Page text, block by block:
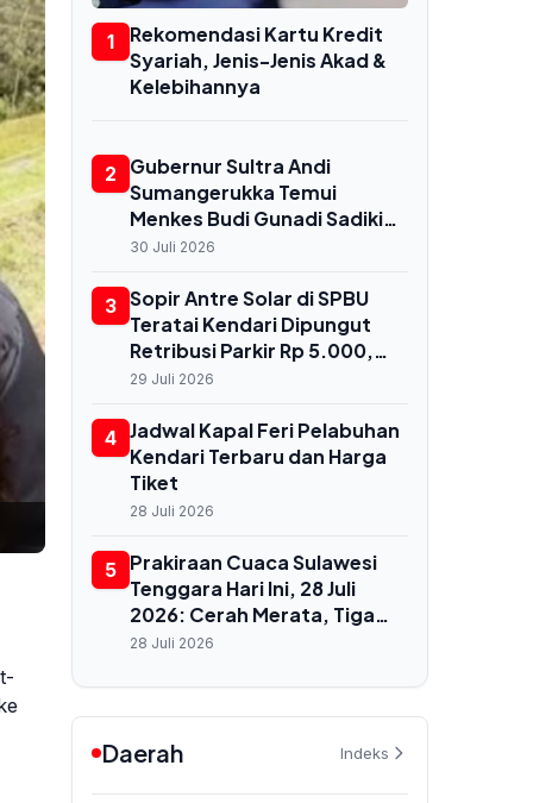
1
Rekomendasi Kartu Kredit
Syariah, Jenis-Jenis Akad &
Kelebihannya
2
Gubernur Sultra Andi
Sumangerukka Temui
Menkes Budi Gunadi Sadikin
di Jakarta, Bahas
untuk Buton dan Baubau
30 Juli 2026
3 Sopir Antre Solar di SPBU
Teratai Kendari Dipungut
Retribusi Parkir Rp 5.000,
Dishub Terbitkan
29 Juli 2026
4 Jadwal Kapal Feri Pelabuhan
Kendari Terbaru dan Harga
Tiket
28 Juli 2026
5 Prakiraan Cuaca Sulawesi
Tenggara Hari Ini, 28 Juli
2026: Cerah Merata, Tiga
Wilayah Bebas Hujan, Suhu
28 Juli 2026
Daerah Indeks